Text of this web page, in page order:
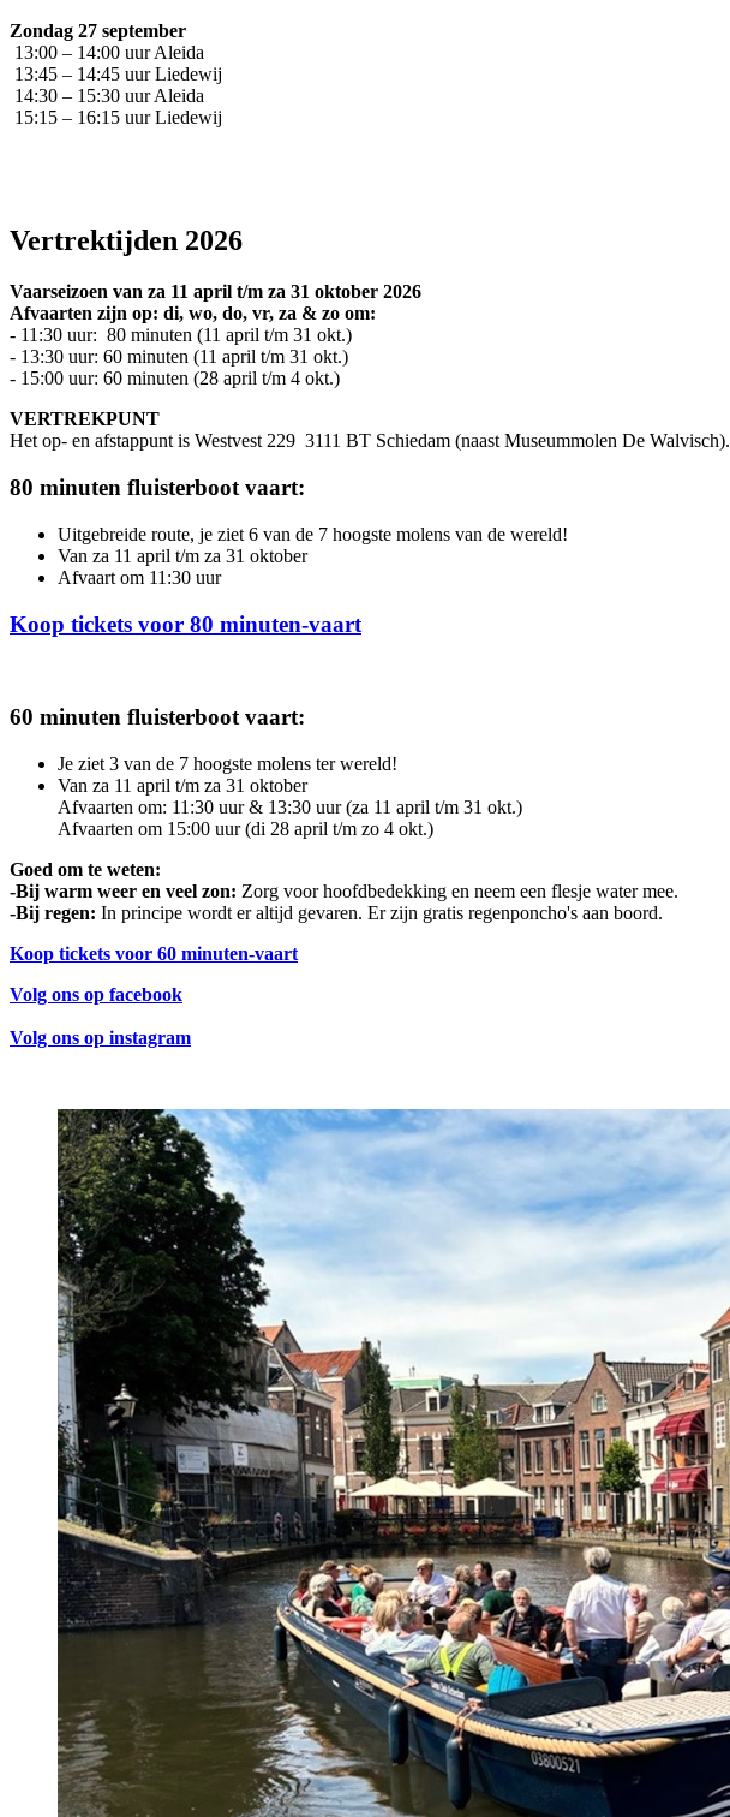
Zondag 27 september
13:00 – 14:00 uur Aleida
13:45 – 14:45 uur Liedewij
14:30 – 15:30 uur Aleida
15:15 – 16:15 uur Liedewij
Vertrektijden 2026
Vaarseizoen van za 11 april t/m za 31 oktober 2026
Afvaarten zijn op: di, wo, do, vr, za & zo om:
- 11:30 uur: 80 minuten (11 april t/m 31 okt.)
- 13:30 uur: 60 minuten (11 april t/m 31 okt.)
- 15:00 uur: 60 minuten (28 april t/m 4 okt.)
VERTREKPUNT
Het op- en afstappunt is Westvest 229 3111 BT Schiedam (naast Museummolen De Walvisch).
80 minuten fluisterboot vaart:
Uitgebreide route, je ziet 6 van de 7 hoogste molens van de wereld!
Van za 11 april t/m za 31 oktober
Afvaart om 11:30 uur
Koop tickets voor 80 minuten-vaart
60 minuten fluisterboot vaart:
Je ziet 3 van de 7 hoogste molens ter wereld!
Van za 11 april t/m za 31 oktober
Afvaarten om: 11:30 uur & 13:30 uur (za 11 april t/m 31 okt.)
Afvaarten om 15:00 uur (di 28 april t/m zo 4 okt.)
Goed om te weten:
-Bij warm weer en veel zon: Zorg voor hoofdbedekking en neem een flesje water mee.
-Bij regen: In principe wordt er altijd gevaren. Er zijn gratis regenponcho's aan boord.
Koop tickets voor 60 minuten-vaart
Volg ons op facebook
Volg ons op instagram